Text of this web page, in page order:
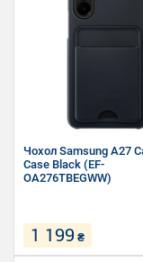
Чохол Samsung A27
Case Black (EF-
OA276TBEGWW)
1 199 ₴